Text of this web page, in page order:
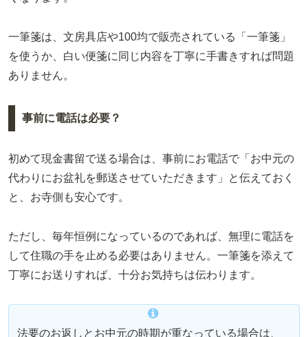
一筆箋は、文房具店や100均で販売されている「一筆箋」
を使うか、白い便箋に同じ内容を丁寧に手書きすれば問題
ありません。
事前に電話は必要？
初めて現金書留で送る場合は、事前にお電話で「お中元の
代わりにお盆礼を郵送させていただきます」と伝えておく
と、お寺側も安心です。
ただし、毎年恒例になっているのであれば、無理に電話を
して住職の手を止める必要はありません。一筆箋を添えて
丁寧にお送りすれば、十分お気持ちは伝わります。
法要のお返しとお中元の時期が重なっている場合は、